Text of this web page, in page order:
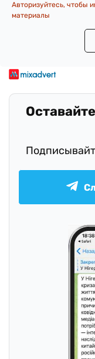
Авторизуйтесь, чтобы
материалы